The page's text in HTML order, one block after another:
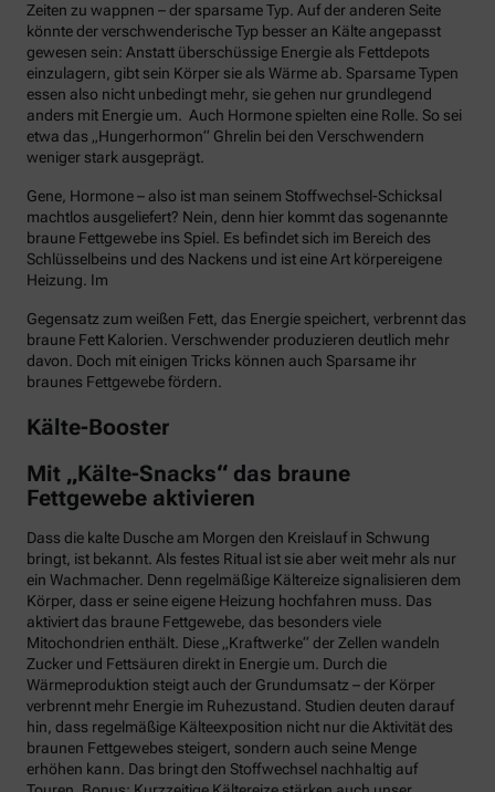
Zeiten zu wappnen – der sparsame Typ. Auf der anderen Seite
könnte der verschwenderische Typ besser an Kälte angepasst
gewesen sein: Anstatt überschüssige Energie als Fettdepots
einzulagern, gibt sein Körper sie als Wärme ab. Sparsame Typen
essen also nicht unbedingt mehr, sie gehen nur grundlegend
anders mit Energie um. Auch Hormone spielten eine Rolle. So sei
etwa das „Hungerhormon“ Ghrelin bei den Verschwendern
weniger stark ausgeprägt.
Gene, Hormone – also ist man seinem Stoffwechsel-Schicksal
machtlos ausgeliefert? Nein, denn hier kommt das sogenannte
braune Fettgewebe ins Spiel. Es befindet sich im Bereich des
Schlüsselbeins und des Nackens und ist eine Art körpereigene
Heizung. Im
Gegensatz zum weißen Fett, das Energie speichert, verbrennt das
braune Fett Kalorien. Verschwender produzieren deutlich mehr
davon. Doch mit einigen Tricks können auch Sparsame ihr
braunes Fettgewebe fördern.
Kälte-Booster
Mit „Kälte-Snacks“ das braune
Fettgewebe aktivieren
Dass die kalte Dusche am Morgen den Kreislauf in Schwung
bringt, ist bekannt. Als festes Ritual ist sie aber weit mehr als nur
ein Wachmacher. Denn regelmäßige Kältereize signalisieren dem
Körper, dass er seine eigene Heizung hochfahren muss. Das
aktiviert das braune Fettgewebe, das besonders viele
Mitochondrien enthält. Diese „Kraftwerke“ der Zellen wandeln
Zucker und Fettsäuren direkt in Energie um. Durch die
Wärmeproduktion steigt auch der Grundumsatz – der Körper
verbrennt mehr Energie im Ruhezustand. Studien deuten darauf
hin, dass regelmäßige Kälteexposition nicht nur die Aktivität des
braunen Fettgewebes steigert, sondern auch seine Menge
erhöhen kann. Das bringt den Stoffwechsel nachhaltig auf